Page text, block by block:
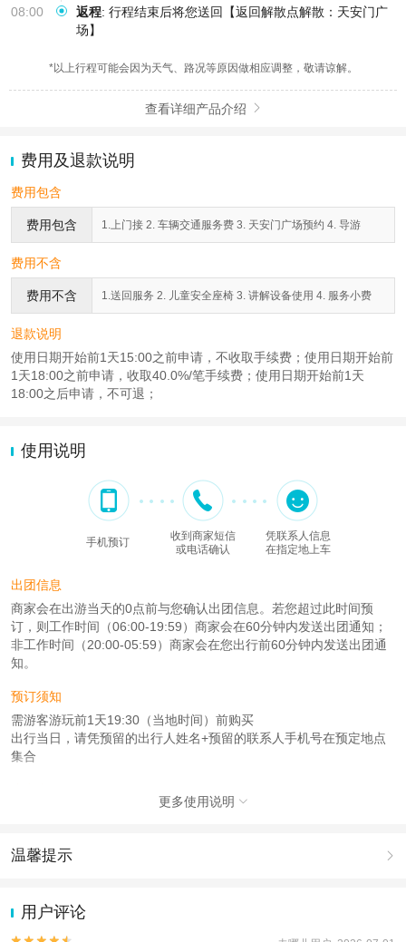
08:00 返程: 行程结束后将您送回【返回解散点解散：天安门广
场】
*以上行程可能会因为天气、路况等原因做相应调整，敬请谅解。
查看详细产品介绍 
费用及退款说明
费用包含
费用包含 1.上门接 2. 车辆交通服务费 3. 天安门广场预约 4. 导游
费用不含
费用不含 1.送回服务 2. 儿童安全座椅 3. 讲解设备使用 4. 服务小费
退款说明
使用日期开始前1天15:00之前申请，不收取手续费；使用日期开始前
1天18:00之前申请，收取40.0%/笔手续费；使用日期开始前1天
18:00之后申请，不可退；
使用说明
手机预订
收到商家短信
或电话确认
凭联系人信息
在指定地上车
出团信息
商家会在出游当天的0点前与您确认出团信息。若您超过此时间预
订，则工作时间（06:00-19:59）商家会在60分钟内发送出团通知；
非工作时间（20:00-05:59）商家会在您出行前60分钟内发送出团通
知。
预订须知
需游客游玩前1天19:30（当地时间）前购买
出行当日，请凭预留的出行人姓名+预留的联系人手机号在预定地点
集合
查看： 查看工商执照信息
更多使用说明 
温馨提示 
动（如跳伞、潜水、滑雪等）前，请务必仔细阅读
2.为普及旅游安全知识及旅游文明公约，使您的旅程顺利圆满完成，
用户评论